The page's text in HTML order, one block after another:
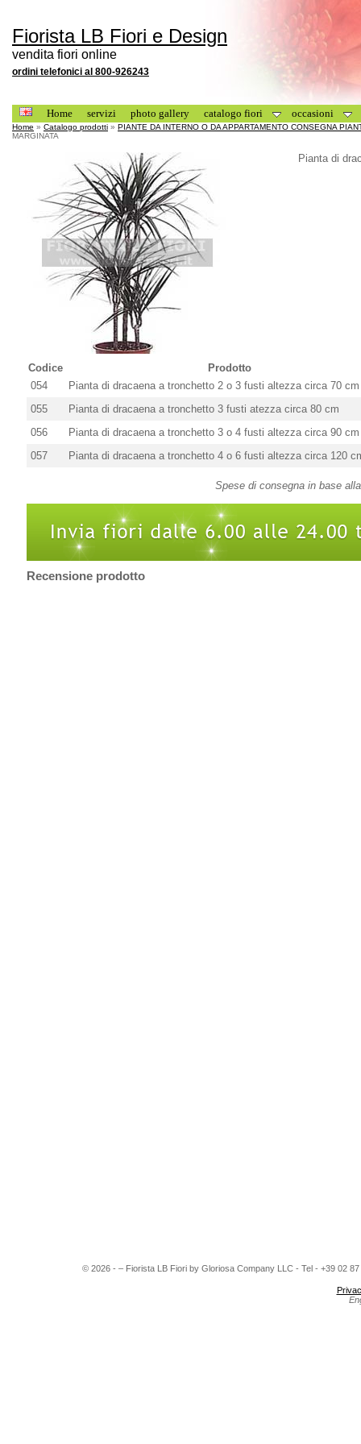
Fiorista LB Fiori e Design
vendita fiori online
ordini telefonici al 800-926243
Home servizi photo gallery catalogo fiori occasioni
Home » Catalogo prodotti » PIANTE DA INTERNO O DA APPARTAMENTO CONSEGNA
MARGINATA
Pianta di
Codice
Prodotto
054
Pianta di dracaena a tronchetto 2 o 3 fusti altezza circa 70 cm
055
Pianta di dracaena a tronchetto 3 fusti atezza circa 80 cm
056
Pianta di dracaena a tronchetto 3 o 4 fusti altezza circa 90 cm
057
Pianta di dracaena a tronchetto 4 o 6 fusti altezza circa 120
Spese di consegna in base
Recensione prodotto
© 2026 - – Fiorista LB Fiori by Gloriosa Company LLC - Tel - +39 02